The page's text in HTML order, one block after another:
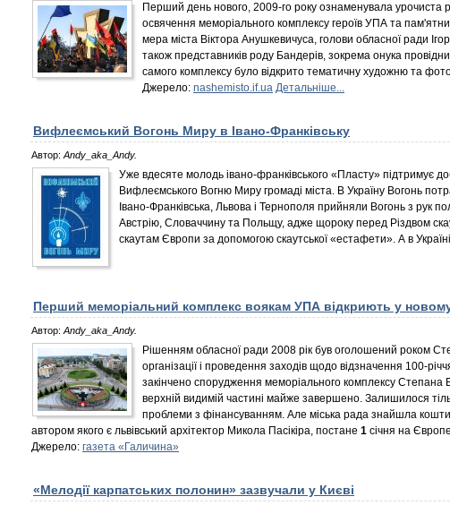
Перший день нового, 2009-го року ознаменувала урочиста
освячення меморіального комплексу героїв УПА та
мера міста Віктора Анушкевичуса, голови обласної ради
також представників роду Бандерів, зокрема онука
самого комплексу було відкрито тематичну художню та
Джерело: nashemisto.if.ua Детальніше...
Вифлеємський Вогонь Миру в Івано-Франківську
Автор:Andy_aka_Andy.
Уже вдесяте молодь івано-франківського «Пласту» підтримує
Вифлеємського Вогню Миру громаді міста. В Україну Вогонь
Івано-Франківська, Львова і Тернополя прийняли Вогонь з рук
Австрію, Словаччину та Польщу, адже щороку перед Різдвом
скаутам Європи за допомогою скаутської «естафети». А в
Перший меморіальний комплекс воякам УПА відкриють у
Автор:Andy_aka_Andy.
Рішенням обласної ради 2008 рік був оголошений роком
організації і проведення заходів щодо відзначення 100-
закінчено спорудження меморіального комплексу Степана
верхній видимій частині майже завершено. Залишилося
проблеми з фінансуванням. Але міська рада знайшла
автором якого є львівський архітектор Микола Пасікіра, постане 1 січня на
Джерело: газета «Галичина»
«Мелодії карпатських полонин» зазвучали у Києві